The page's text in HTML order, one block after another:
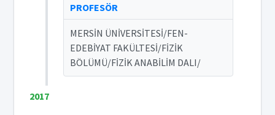
PROFESÖR
MERSİN ÜNİVERSİTESİ/FEN-
EDEBİYAT FAKÜLTESİ/FİZİK
BÖLÜMÜ/FİZİK ANABİLİM DALI/
2017